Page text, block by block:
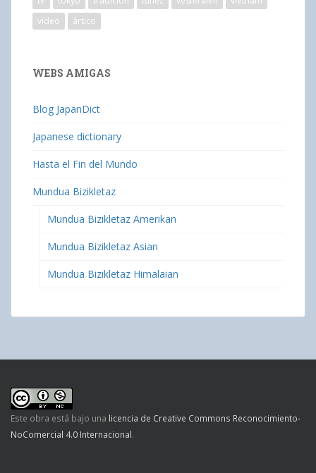
vídeo
ártico
WEBS AMIGAS
Blog JapanDict
Japanese dictionary
Hasta el Fin del Mundo
Mundua Bizikletaz
Mundua Bizikletaz Amerikan
Mundua Bizikletaz Asian
Mundua Bizikletaz Himalaian
Este obra está bajo una licencia de Creative Commons Reconocimiento-
NoComercial 4.0 Internacional.